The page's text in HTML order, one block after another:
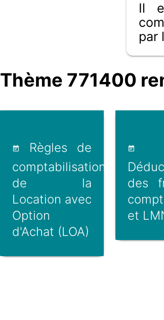
Il
par
Thème 771400
Règles de
comptabilisation
de la
Location avec
Option
d'Achat (LOA)
des
et